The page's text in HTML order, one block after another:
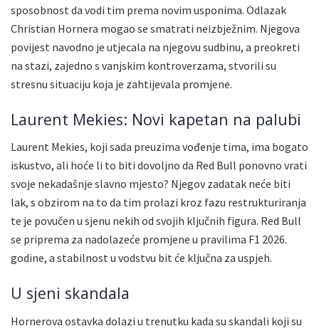
sposobnost da vodi tim prema novim usponima. Odlazak
Christian Hornera mogao se smatrati neizbježnim. Njegova
povijest navodno je utjecala na njegovu sudbinu, a preokreti
na stazi, zajedno s vanjskim kontroverzama, stvorili su
stresnu situaciju koja je zahtijevala promjene.
Laurent Mekies: Novi kapetan na palubi
Laurent Mekies, koji sada preuzima vođenje tima, ima bogato
iskustvo, ali hoće li to biti dovoljno da Red Bull ponovno vrati
svoje nekadašnje slavno mjesto? Njegov zadatak neće biti
lak, s obzirom na to da tim prolazi kroz fazu restrukturiranja
te je povučen u sjenu nekih od svojih ključnih figura. Red Bull
se priprema za nadolazeće promjene u pravilima F1 2026.
godine, a stabilnost u vodstvu bit će ključna za uspjeh.
U sjeni skandala
Hornerova ostavka dolazi u trenutku kada su skandali koji su